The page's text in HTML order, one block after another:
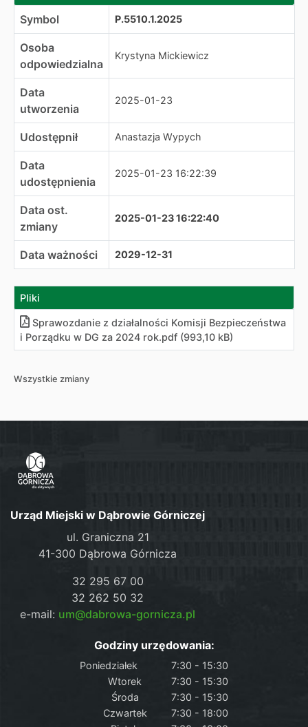
Symbol P.5510.1.2025
Osoba
odpowiedzialna
Krystyna Mickiewicz
Data
utworzenia
2025-01-23
Udostępnił Anastazja Wypych
Data
udostępnienia
2025-01-23 16:22:39
Data ost.
zmiany
2025-01-23 16:22:40
Data ważności 2029-12-31
Pliki
Sprawozdanie z działalności Komisji Bezpieczeństwa
i Porządku w DG za 2024 rok.pdf (993,10 kB)
Wszystkie zmiany
Urząd Miejski w Dąbrowie Górniczej
ul. Graniczna 21
41-300 Dąbrowa Górnicza
32 295 67 00
32 262 50 32
e-mail: um@dabrowa-gornicza.pl
Godziny urzędowania:
Poniedziałek
7:30 - 15:30
Wtorek
7:30 - 15:30
Środa
7:30 - 15:30
Czwartek
7:30 - 18:00